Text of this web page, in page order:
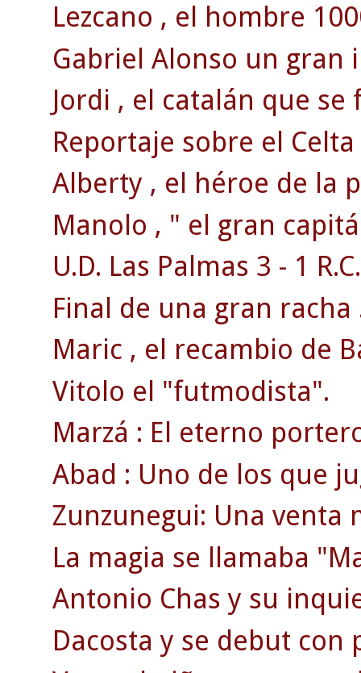
Lezcano , el hombre
Gabriel Alonso un gran
Jordi , el catalán que se
Reportaje sobre el
Alberty , el héroe de la
Manolo , " el gran
U.D. Las Palmas 3 - 1
Final de una gran racha
Maric , el recambio de
Vitolo el "futmodista".
Marzá : El eterno
Abad : Uno de los que
Zunzunegui: Una venta
La magia se llamaba
Antonio Chas y su
Dacosta y se debut con